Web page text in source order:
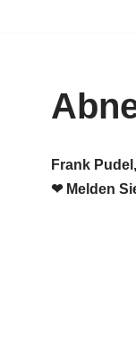
springen
Frank
❤ Melden